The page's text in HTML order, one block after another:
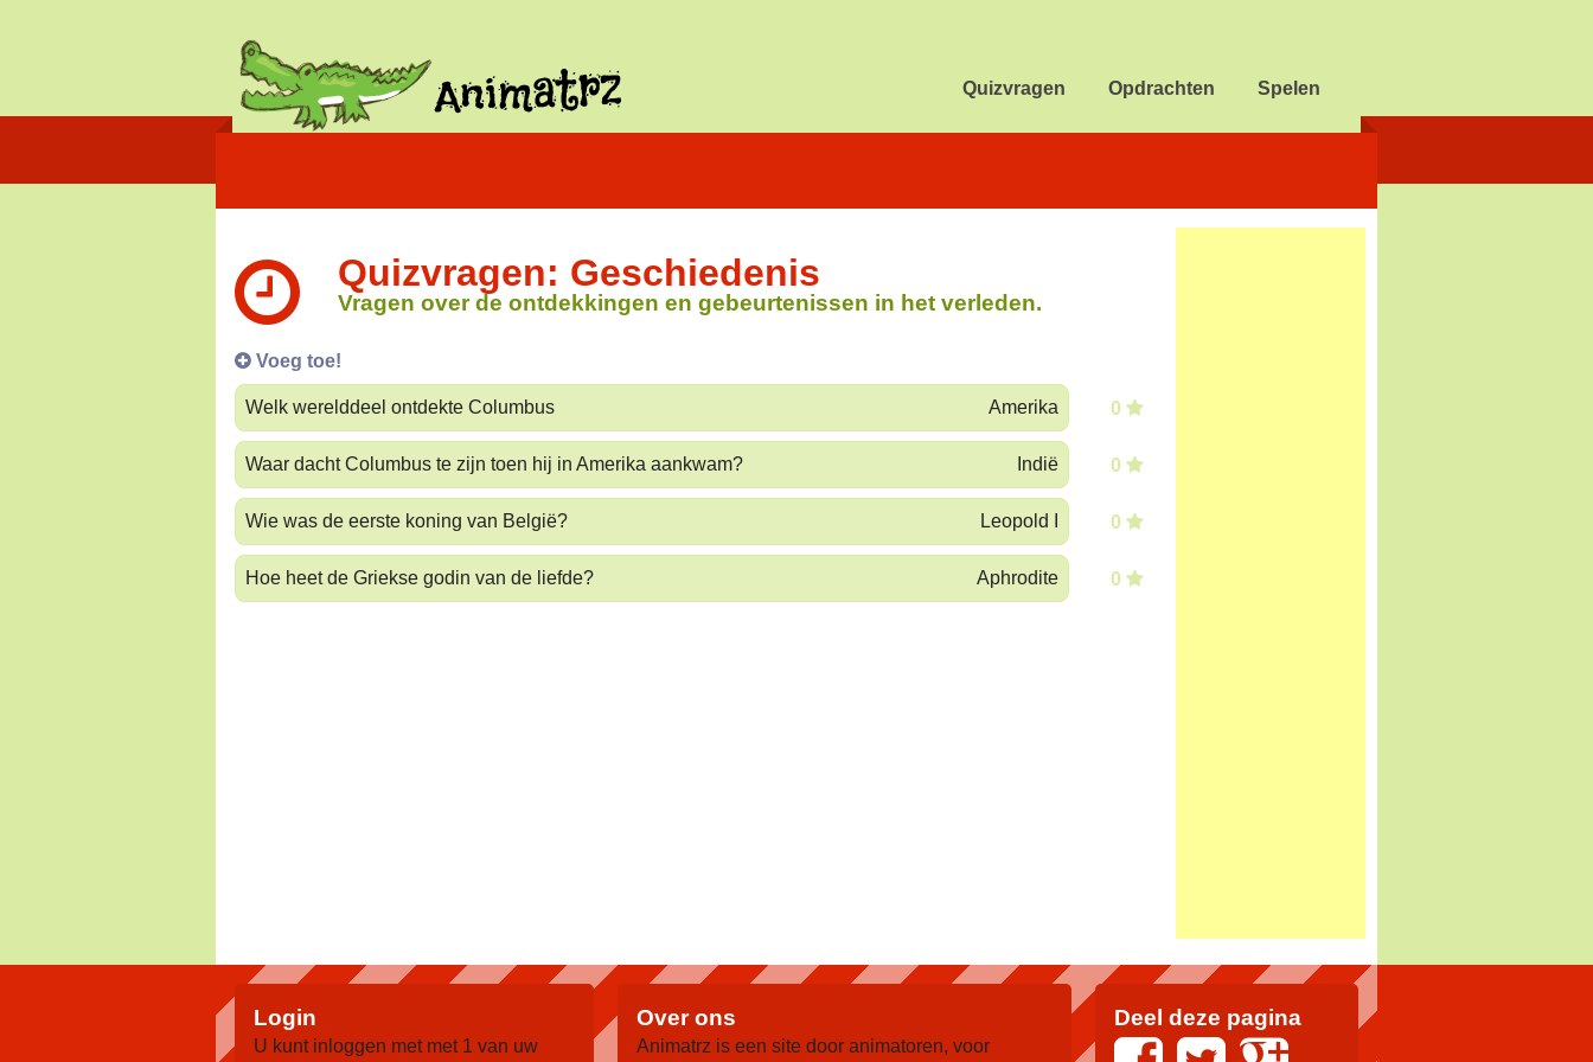
Quizvragen Opdrachten Spelen
Quizvragen: Geschiedenis
Vragen over de ontdekkingen en gebeurtenissen in het verleden.
Voeg toe!
Welk werelddeel ontdekte Columbus Amerika 0
Waar dacht Columbus te zijn toen hij in Amerika aankwam? Indië 0
Wie was de eerste koning van België? Leopold I 0
Hoe heet de Griekse godin van de liefde? Aphrodite 0
Login
U kunt inloggen met met 1 van uw
Over ons
Animatrz is een site door animatoren, voor
Deel deze pagina